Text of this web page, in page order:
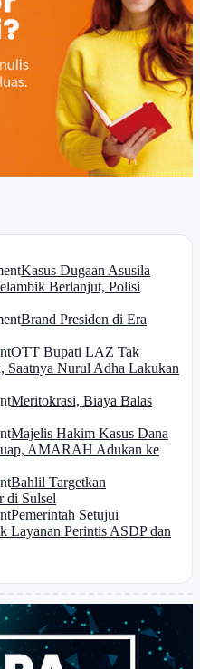
Kasus Dugaan Asusila
Berlanjut, Polisi
Brand Presiden di Era
OTT Bupati LAZ Tak
Saatnya Nurul Adha Lakukan
Meritokrasi, Biaya Balas
Majelis Hakim Kasus Dana
AMARAH Adukan ke
Bahlil Targetkan
di Sulsel
Pemerintah Setujui
Layanan Perintis ASDP dan